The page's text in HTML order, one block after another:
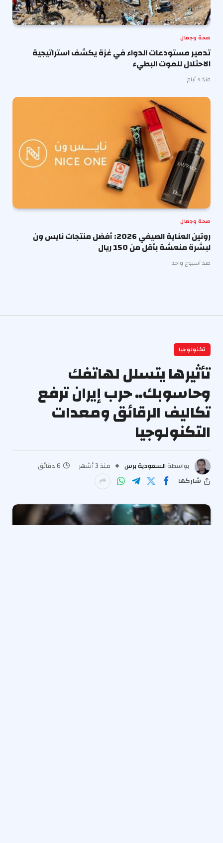
صحة وجمال
تدمير مستودعات الدواء في غزة يكشف استراتيجية
الاحتلال للموت البطيء
منذ 4 أيام
صحة وجمال
روتين العناية الصيفي 2026: أفضل منتجات نايس ون
لبشرة منعشة بأقل من 150 ريال
منذ أسبوع واحد
تكنولوجيا
تأثيرها يتسلل لهاتفك
وحاسوبك.. حرب إيران ترفع
تكاليف الرقائق ومعدات
التكنولوجيا
بواسطة السعودية برس منذ 3 أشهر
6 دقائق
شاركها